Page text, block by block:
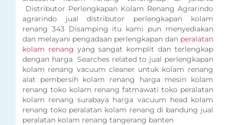
Distributor Perlengkapan Kolam Renang Agrarindo
agrarindo jual distributor perlengkapan kolam
renang 343 Disamping itu kami pun menyediakan
dan melayani pengadaan perlengkapan dan peralatan
kolam renang yang sangat komplit dan terlengkap
dengan harga Searches related to jual perlengkapan
kolam renang vacuum cleaner untuk kolam renang
alat pembersih kolam renang harga mesin kolam
renang toko kolam renang fatmawati toko peralatan
kolam renang surabaya harga vacuum head kolam
renang toko peralatan kolam renang di bandung jual
peralatan kolam renang tangerang banten